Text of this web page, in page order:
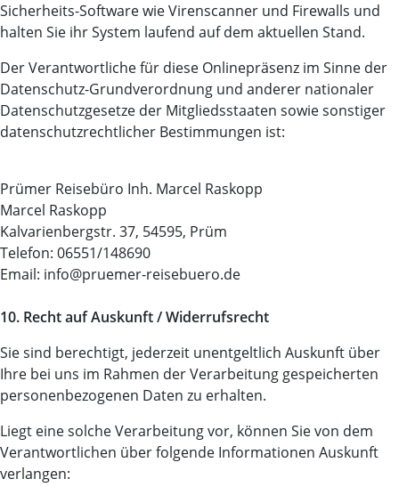
Sicherheits-Software wie Virenscanner und Firewalls und
halten Sie ihr System laufend auf dem aktuellen Stand.
Der Verantwortliche für diese Onlinepräsenz im Sinne der
Datenschutz-Grundverordnung und anderer nationaler
Datenschutzgesetze der Mitgliedsstaaten sowie sonstiger
datenschutzrechtlicher Bestimmungen ist:
Prümer Reisebüro Inh. Marcel Raskopp
Marcel Raskopp
Kalvarienbergstr. 37, 54595, Prüm
Telefon: 06551/148690
Email: info@pruemer-reisebuero.de
10. Recht auf Auskunft / Widerrufsrecht
Sie sind berechtigt, jederzeit unentgeltlich Auskunft über
Ihre bei uns im Rahmen der Verarbeitung gespeicherten
personenbezogenen Daten zu erhalten.
Liegt eine solche Verarbeitung vor, können Sie von dem
Verantwortlichen über folgende Informationen Auskunft
verlangen: